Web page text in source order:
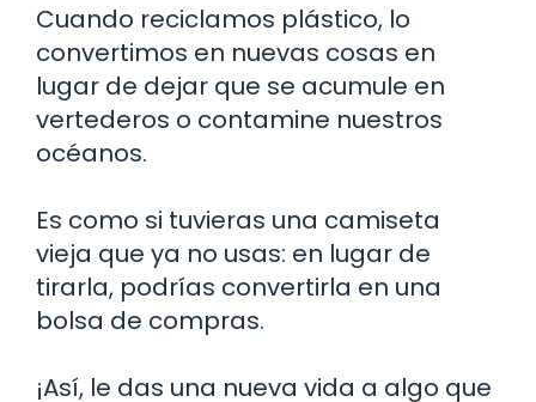
Cuando reciclamos plástico, lo
convertimos en nuevas cosas en
lugar de dejar que se acumule en
vertederos o contamine nuestros
océanos.
Es como si tuvieras una camiseta
vieja que ya no usas: en lugar de
tirarla, podrías convertirla en una
bolsa de compras.
¡Así, le das una nueva vida a algo que